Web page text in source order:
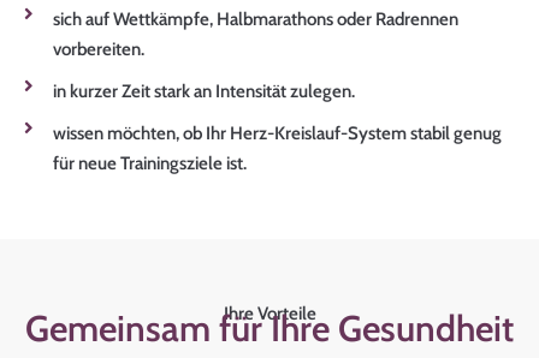
sich auf Wettkämpfe, Halbmarathons oder Radrennen
vorbereiten.
in kurzer Zeit stark an Intensität zulegen.
wissen möchten, ob Ihr Herz-Kreislauf-System stabil genug
für neue Trainingsziele ist.
Ihre Vorteile
Gemeinsam für Ihre Gesundheit